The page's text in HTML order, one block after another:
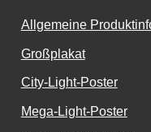
Allgemeine
Großplakat
City-Light-Poster
Mega-Light-Poster